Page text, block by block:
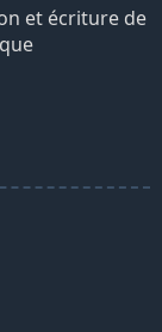
et écriture de